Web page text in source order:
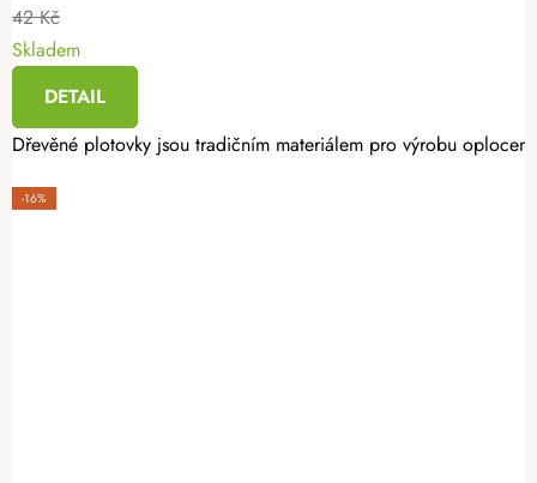
42 Kč
Skladem
DETAIL
Dřevěné plotovky jsou tradičním materiálem pro výrobu
-16%